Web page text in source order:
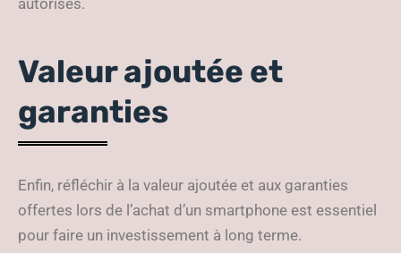
autorisés.
Valeur ajoutée et
garanties
Enfin, réfléchir à la valeur ajoutée et aux garanties
offertes lors de l’achat d’un smartphone est essentiel
pour faire un investissement à long terme.